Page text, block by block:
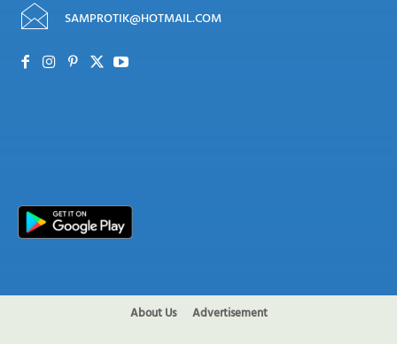
SAMPROTIK@HOTMAIL.COM
About Us Advertisement